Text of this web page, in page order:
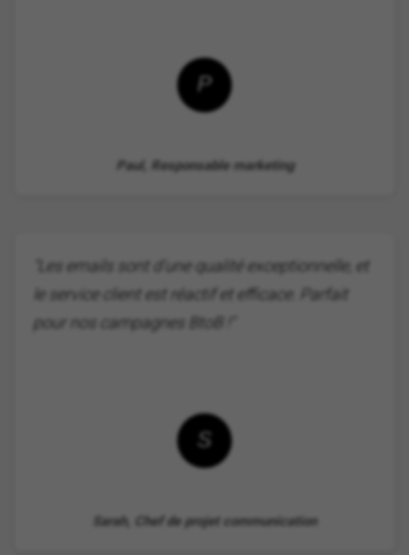
P
Paul, Responsable marketing
"Les emails sont d'une qualité exceptionnelle, et
le service client est réactif et efficace. Parfait
pour nos campagnes BtoB !"
S
Sarah, Chef de projet communication